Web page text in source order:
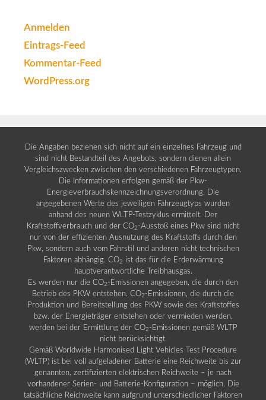
Anmelden
Eintrags-Feed
Kommentar-Feed
WordPress.org
Die Angaben beziehen sich nicht auf ein einzelnes Fahrzeug und
sind nicht Bestandteil des Angebots, sondern dienen allein
Vergleichszwecken zwischen den verschiedenen Fahrzeugtypen.
Die Informationen erfolgen gemäß der Pkw-
Energieverbrauchskennzeichnungsverordnung. Die
angegebenen Werte des jeweiligen Fahrzeugtyps wurden
anhand des neuen WLTP-Testzyklus ermittelt. Der
Kraftstoffverbrauch und der CO2 -Ausstoß eines Pkw sind nicht
nur von der effizienten Ausnutzung des Kraftstoffs durch den
Pkw, sondern auch vom Fahrstil und anderen nicht technischen
Faktoren abhängig. CO2 ist das für die Erderwärmung
hauptverantwortliche Treibhausgas.
Es werden nur die CO2 -Emissionen angegeben, die durch den
Betrieb des PKW entstehen. CO2 -Emissionen, die durch die
Produktion und Bereitstellung des PKW sowie des Kraftstoffes
bzw. der Energieträger entstehen oder vermieden werden,
werden bei der Ermittlung der CO2 -Emissionen gemäß WLTP
nicht berücksichtigt.
Gemäß Worldwide Harmonised Light Vehicles Test Procedure
(WLTP) ist bei voll aufgeladener Batterie eine Reichweite bis zur
genannten, zertifizierten elektrischen Reichweite – je nach
vorhandener Serien- und Batterie-Konfiguration – möglich. Die
tatsächliche Reichweite kann aufgrund unterschiedlicher Faktoren